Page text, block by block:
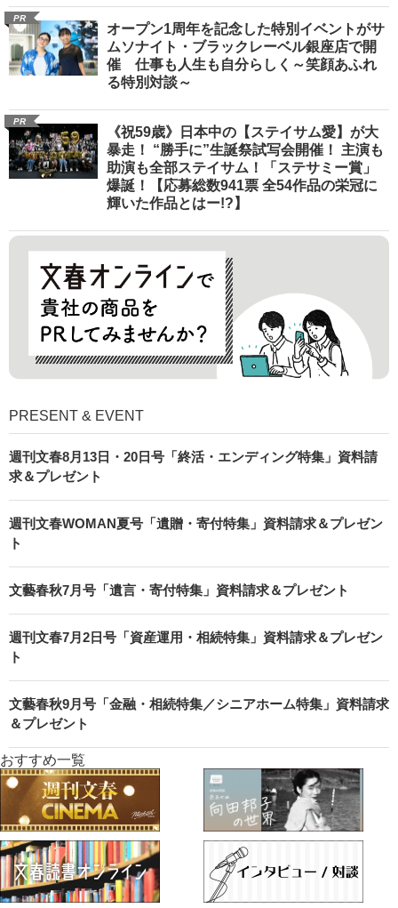
PR
オープン1周年を記念した特別イベントがサ
ムソナイト・ブラックレーベル銀座店で開
催 仕事も人生も自分らしく～笑顔あふれ
る特別対談～
PR
《祝59歳》日本中の【ステイサム愛】が大
暴走！ “勝手に”生誕祭試写会開催！ 主演も
助演も全部ステイサム！「ステサミー賞」
爆誕！【応募総数941票 全54作品の栄冠に
輝いた作品とはー!?】
PRESENT & EVENT
週刊文春8月13日・20日号「終活・エンディング特集」資料請
求＆プレゼント
週刊文春WOMAN夏号「遺贈・寄付特集」資料請求＆プレゼン
ト
文藝春秋7月号「遺言・寄付特集」資料請求＆プレゼント
週刊文春7月2日号「資産運用・相続特集」資料請求＆プレゼン
ト
文藝春秋9月号「金融・相続特集／シニアホーム特集」資料請求
＆プレゼント
おすすめ一覧